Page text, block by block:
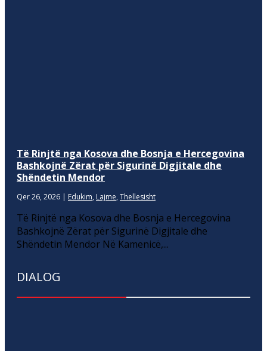
Të Rinjtë nga Kosova dhe Bosnja e Hercegovina
Bashkojnë Zërat për Sigurinë Digjitale dhe
Shëndetin Mendor
Qer 26, 2026 | Edukim, Lajme, Thellesisht
Të Rinjtë nga Kosova dhe Bosnja e Hercegovina
Bashkojnë Zërat për Sigurinë Digjitale dhe
Shëndetin Mendor Në Kamenicë,...
DIALOG